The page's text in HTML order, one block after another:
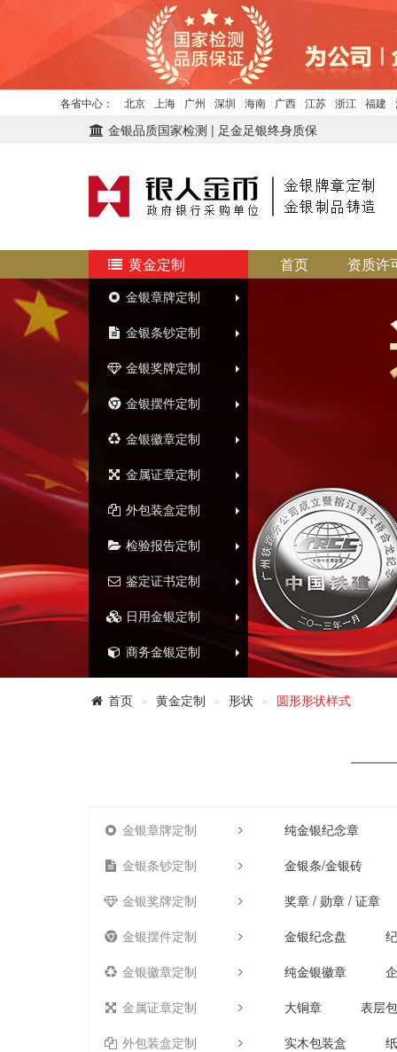
各省中心： 北京 上海 广州 深圳 海南 广西 江苏 浙江 福建
金银品质国家检测 | 足金足银终身质保
黄金定制
金银章牌定制
金银条钞定制
金银奖牌定制
金银摆件定制
金银徽章定制
金属证章定制
外包装盒定制
检验报告定制
鉴定证书定制
日用金银定制
商务金银定制
首页 资质许
首页 黄金定制 形状 圆形形状样式
金银章牌定制
纯金银纪念章
金银条钞定制
金银条/金银砖
金银奖牌定制
奖章 / 勋章 / 证章
金银摆件定制
金银纪念盘
金银徽章定制
纯金银徽章
金属证章定制
大铜章
表层
外包装盒定制
实木包装盒